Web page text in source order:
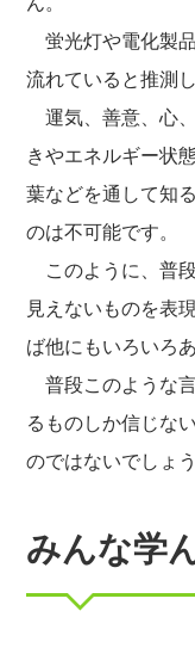
蛍光灯や電化製
流れていると推測
運気、善意、心
きやエネルギー状
葉などを通して知
のは不可能です。
このように、普
見えないものを表
ば他にもいろいろ
普段このような
るものしか信じな
のではないでしょ
みんな学